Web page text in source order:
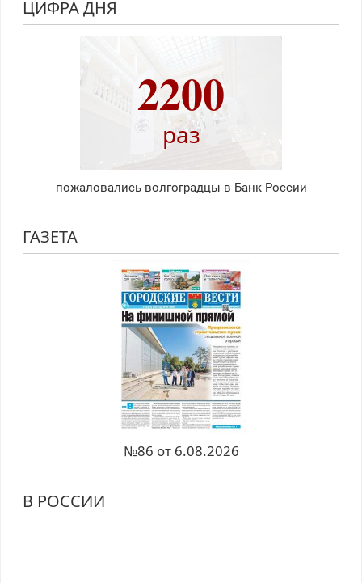
ЦИФРА ДНЯ
2200
раз
пожаловались волгоградцы в Банк России
ГАЗЕТА
№86 от 6.08.2026
В РОССИИ